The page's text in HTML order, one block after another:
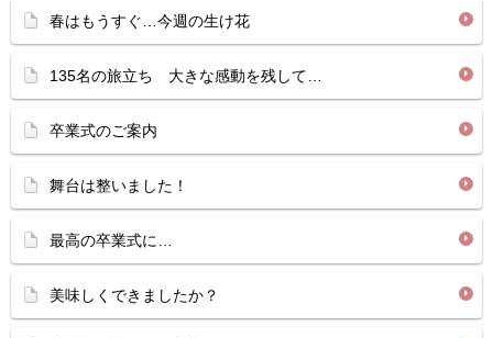
春はもうすぐ…今週の生け花
135名の旅立ち 大きな感動を残して…
卒業式のご案内
舞台は整いました！
最高の卒業式に…
美味しくできましたか？